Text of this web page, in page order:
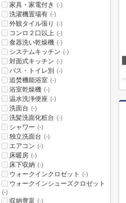
家具・家電付き (-)
洗濯機置場有 (-)
外観タイル張り (-)
コンロ２口以上 (-)
食器洗い乾燥機 (-)
システムキッチン (-)
対面式キッチン (-)
バス・トイレ別 (-)
追焚機能浴室 (-)
浴室乾燥機 (-)
温水洗浄便座 (-)
洗面台 (-)
洗髪洗面化粧台 (-)
シャワー (-)
独立洗面台 (-)
エアコン (-)
床暖房 (-)
床下収納 (-)
ウォークインクロゼット (-)
ウォークインシューズクロゼット
(-)
収納豊富 (-)